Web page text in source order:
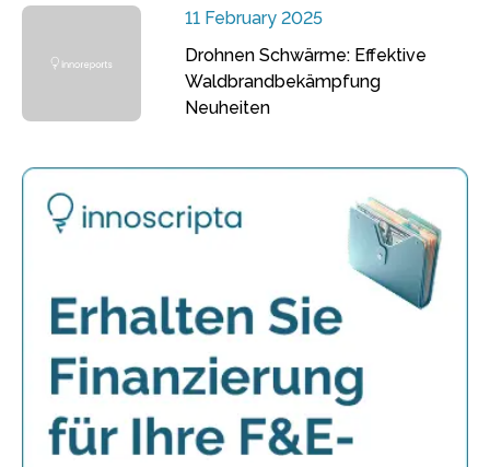
11 February 2025
Drohnen Schwärme: Effektive
Waldbrandbekämpfung
Neuheiten